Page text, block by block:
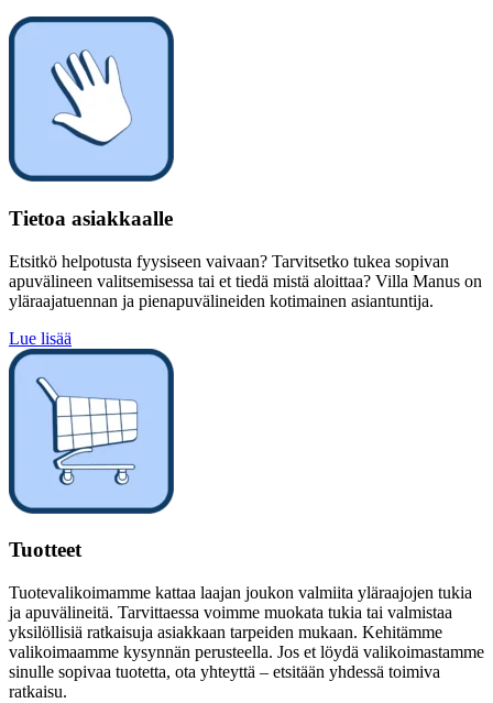
Tietoa asiakkaalle
Etsitkö helpotusta fyysiseen vaivaan? Tarvitsetko tukea sopivan
apuvälineen valitsemisessa tai et tiedä mistä aloittaa? Villa Manus on
yläraajatuennan ja pienapuvälineiden kotimainen asiantuntija.
Lue lisää
Tuotteet
Tuotevalikoimamme kattaa laajan joukon valmiita yläraajojen tukia
ja apuvälineitä. Tarvittaessa voimme muokata tukia tai valmistaa
yksilöllisiä ratkaisuja asiakkaan tarpeiden mukaan. Kehitämme
valikoimaamme kysynnän perusteella. Jos et löydä valikoimastamme
sinulle sopivaa tuotetta, ota yhteyttä – etsitään yhdessä toimiva
ratkaisu.